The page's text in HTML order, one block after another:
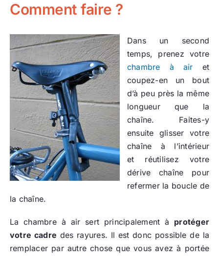
Comment faire ?
Dans un second
temps, prenez votre
chambre à air et
coupez-en un bout
d’à peu près la même
longueur que la
chaîne. Faites-y
ensuite glisser votre
chaîne à l’intérieur
et réutilisez votre
dérive chaîne pour
refermer la boucle de
la chaîne.
La chambre à air sert principalement à protéger
votre cadre des rayures. Il est donc possible de la
remplacer par autre chose que vous avez à portée